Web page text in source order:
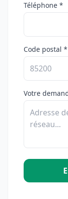
Téléphone *
Code postal *
Votre